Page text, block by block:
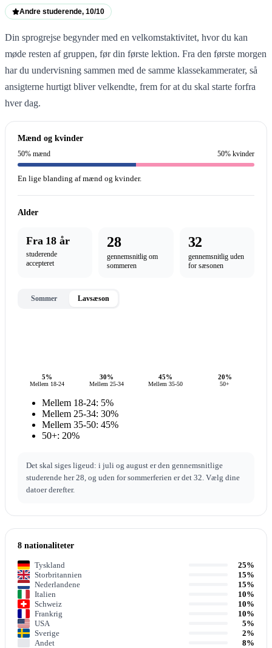
Andre studerende, 10/10
Din sprogrejse begynder med en velkomstaktivitet, hvor du kan
møde resten af gruppen, før din første lektion. Fra den første morgen
har du undervisning sammen med de samme klassekammerater, så
ansigterne hurtigt bliver velkendte, frem for at du skal starte forfra
hver dag.
Mænd og kvinder
50% mænd 50% kvinder
En lige blanding af mænd og kvinder.
Alder
Fra 18 år
studerende
accepteret
28
gennemsnitlig om
sommeren
32
gennemsnitlig uden
for sæsonen
Sommer Lavsæson
5%
Mellem 18-24
30%
Mellem 25-34
45%
Mellem 35-50
20%
50+
Mellem 18-24: 5%
Mellem 25-34: 30%
Mellem 35-50: 45%
50+: 20%
Det skal siges ligeud: i juli og august er den gennemsnitlige
studerende her 28, og uden for sommerferien er det 32. Vælg dine
datoer derefter.
8 nationaliteter
Tyskland
25%
Storbritannien
15%
Nederlandene
15%
Italien
10%
Schweiz
10%
Frankrig
10%
USA
5%
Sverige
2%
Andet
8%